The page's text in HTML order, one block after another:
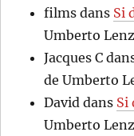
films dans Si
Umberto
Jacques C
de Umberto
David dans Si
Umberto